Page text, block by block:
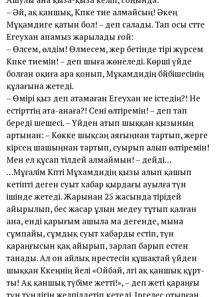
– Әй, ақ қаншық, Кәпке тие алмайсың! Әкең
Мұқамәдиге қатын бол! – деп салады. Тап осы сәт­те
Егеухан апамыз жарылады ғой:
– Өлсем, өлдім! Өлмесем, жер бетінде тірі жүрсем
Кәпке тиемін! – деп шыға жөнеледі. Көрші үйде
болған оқиға ара қонып, Мұқамәдидің бәйбішесінің
құлағына жетеді.
– Өмірі қыз деп атамаған Егеухан не істедің?! Не
естірт­тің ата-анаға?! Сені өлтіремін! – деп тап
береді шешесі. – Үйден атып шыққан қызының
артынан: – Көкке шықсаң аяғыңнан тартып, жерге
кірсең шашыңнан тартып, суырып алып өлтіремін!
Мен ел құсап тілдей алмаймын! – дейді…
…Мұғалім Кәпті Мұхамәдидің қызы алып қашып
кетіпті деген суыт хабар қырдағы ауылға түн
ішінде жетеді. Жарынан 25 жасында тірідей
айырылып, бес жасар ұлын медеу тұтып қалған
ана, енді қарығым ашыла ма дегенде, мына
сұмпайы, сұмдық суыт хабарды естіп, түн
қараңғысын қақ айырып, зарлап барып естен
танады. Ал он айлық нәрестесін құшақтай үйден
шыққан Кәкеңнің әйелі «Ойбай, әлгі ақ қаншық құрт­
ты! Ақ қаншық түбіме жет­ті!», – деп жеті қараңғы